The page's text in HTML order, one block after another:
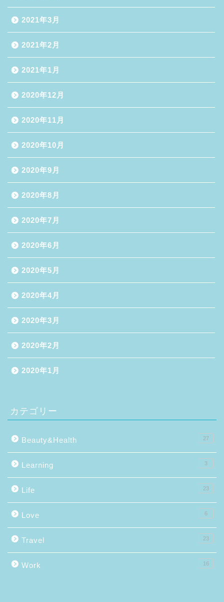
2021年3月
2021年2月
2021年1月
2020年12月
2020年11月
2020年10月
2020年9月
2020年8月
2020年7月
2020年6月
2020年5月
2020年4月
2020年3月
2020年2月
2020年1月
カテゴリー
Beauty&Health 27
Learning 3
Life 23
Love 6
Travel 23
Work 16